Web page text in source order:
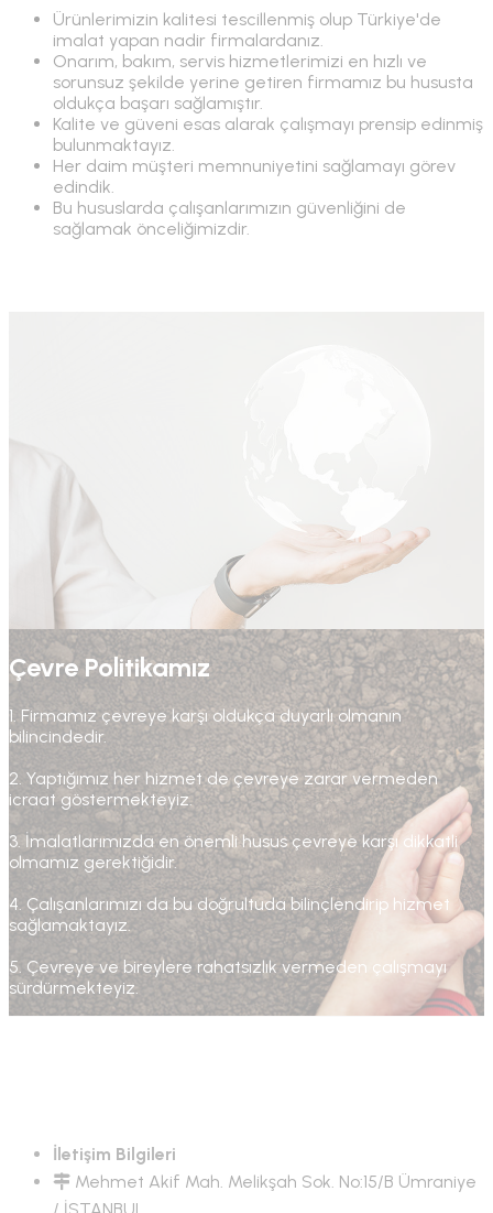
Ürünlerimizin kalitesi tescillenmiş olup Türkiye'de
imalat yapan nadir firmalardanız.
Onarım, bakım, servis hizmetlerimizi en hızlı ve
sorunsuz şekilde yerine getiren firmamız bu hususta
oldukça başarı sağlamıştır.
Kalite ve güveni esas alarak çalışmayı prensip edinmiş
bulunmaktayız.
Her daim müşteri memnuniyetini sağlamayı görev
edindik.
Bu hususlarda çalışanlarımızın güvenliğini de
sağlamak önceliğimizdir.
Çevre Politikamız
1. Firmamız çevreye karşı oldukça duyarlı olmanın
bilincindedir.
2. Yaptığımız her hizmet de çevreye zarar vermeden
icraat göstermekteyiz.
3. İmalatlarımızda en önemli husus çevreye karşı dikkatli
olmamız gerektiğidir.
4. Çalışanlarımızı da bu doğrultuda bilinçlendirip hizmet
sağlamaktayız.
5. Çevreye ve bireylere rahatsızlık vermeden çalışmayı
sürdürmekteyiz.
İletişim Bilgileri
Mehmet Akif Mah. Melikşah Sok. No:15/B Ümraniye
/ İSTANBUL